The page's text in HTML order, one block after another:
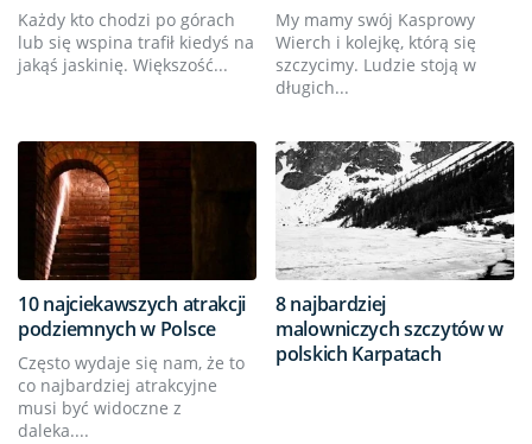
Każdy kto chodzi po górach
lub się wspina trafił kiedyś na
jakąś jaskinię. Większość...
My mamy swój Kasprowy
Wierch i kolejkę, którą się
szczycimy. Ludzie stoją w
długich...
10 najciekawszych atrakcji
podziemnych w Polsce
Często wydaje się nam, że to
co najbardziej atrakcyjne
musi być widoczne z
daleka....
8 najbardziej
malowniczych szczytów w
polskich Karpatach